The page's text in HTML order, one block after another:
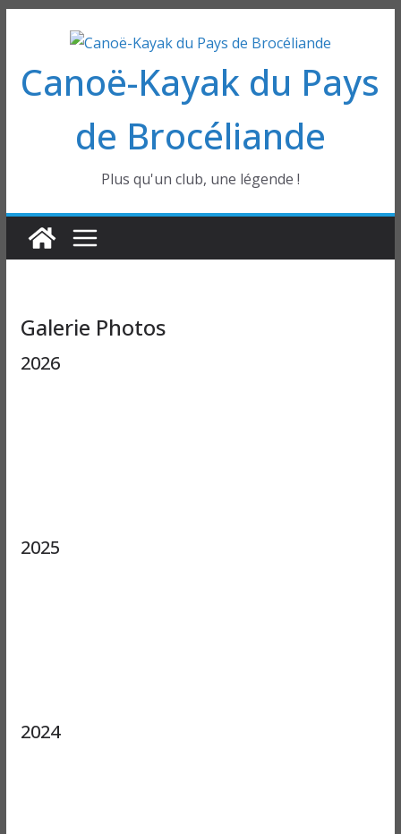
contenu
Canoë-Kayak du Pays
de Brocéliande
Plus qu'un club, une légende !
Galerie Photos
2026
2025
2024